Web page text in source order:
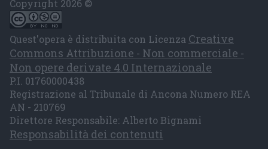
Copyright 2026 ©
Quest'opera è distribuita con Licenza Creative
Commons Attribuzione - Non commerciale -
Non opere derivate 4.0 Internazionale
P.I. 01760000438
Registrazione al Tribunale di Ancona Numero REA
AN - 210769
Direttore Responsabile: Alberto Bignami
Responsabilità dei contenuti